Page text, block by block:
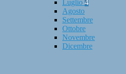
Luglio 4
Agosto
Settembre
Ottobre
Novembre
Dicembre